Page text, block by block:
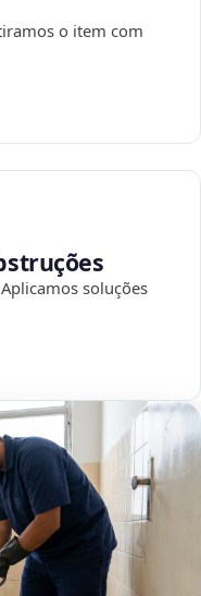
o item com
soluções